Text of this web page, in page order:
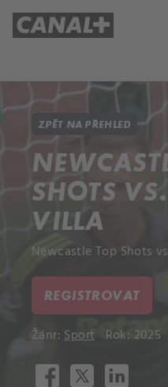
ZPĚT NA PŘEHLED
SHOTS
VILLA
Newcastle Top Shots
REGISTROVAT
Žánr:Sport Rok: 2025